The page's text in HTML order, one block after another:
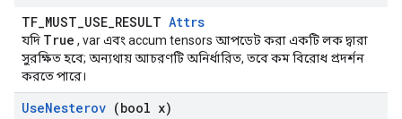
TF_MUST_USE_RESULT Attrs
যদি True , var এবং accum tensors আপডেট করা একটি লক দ্বারা
সুরক্ষিত হবে; অন্যথায় আচরণটি অনির্ধারিত, তবে কম বিরোধ প্রদর্শন
করতে পারে।
UseNesterov (bool x)